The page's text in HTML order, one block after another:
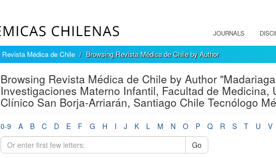
JOURNALS
Revista Médica de Chile Browsing Revista Médica de Chile by Author
Browsing Revista Médica de Chile by Author
Investigaciones Materno Infantil, Facultad de Medicina,
Clínico San Borja-Arriarán, Santiago Chile Tecnólogo
0-9 A B C D E F G H I J K L M N O P Q R S T U V
Go